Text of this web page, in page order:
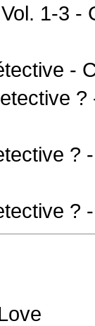
1-3 -
-
?
?
?